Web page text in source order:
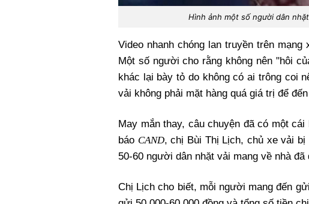
Hình ảnh một số người dân
Video nhanh chóng lan truyền trên
Một số người cho rằng không nên "hôi
khác lại bày tỏ do không có ai trông coi
vải không phải mặt hàng quá giá trị để
May mắn thay, câu chuyện đã có một
báo CAND, chị Bùi Thị Lịch, chủ xe vải bị
50-60 người dân nhặt vải mang về nhà
Chị Lịch cho biết, mỗi người mang đến